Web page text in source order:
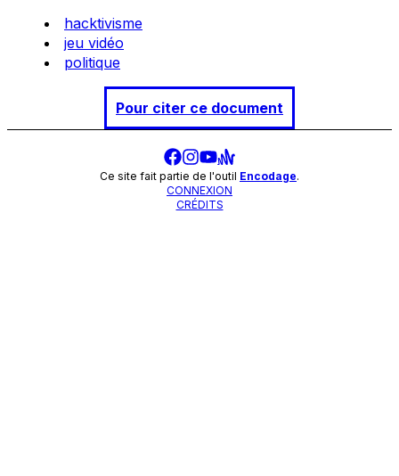
hacktivisme
jeu vidéo
politique
Pour citer ce document
Ce site fait partie de l'outil Encodage.
CONNEXION
CRÉDITS